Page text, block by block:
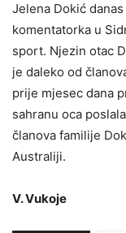
Jelena Dokić
komentatorka u
sport. Njezin otac
je daleko od
prije mjesec dana
sahranu oca
članova familije
Australiji.
V. Vukoje